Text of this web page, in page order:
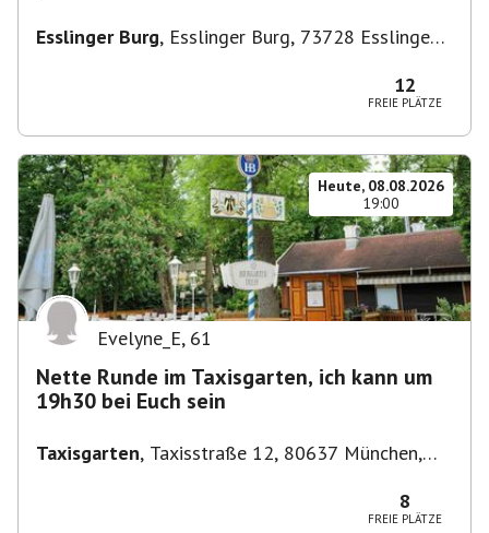
Esslinger Burg, Esslinger Burg, 73728 Esslingen
12
FREIE PLÄTZE
Heute, 08.08.2026
19:00
Evelyne_E, 61
Nette Runde im Taxisgarten, ich kann um
19h30 bei Euch sein
Taxisgarten, Taxisstraße 12, 80637 München,
8
FREIE PLÄTZE